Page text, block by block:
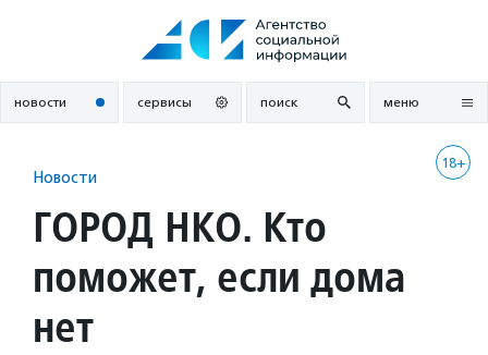
новости сервисы поиск меню
18+
Новости
ГОРОД НКО. Кто
поможет, если дома
нет